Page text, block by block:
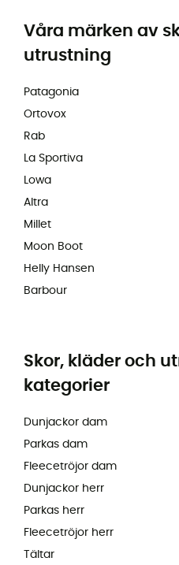
Våra märken av
utrustning
Patagonia
Ortovox
Rab
La Sportiva
Lowa
Altra
Millet
Moon Boot
Helly Hansen
Barbour
Skor, kläder och
kategorier
Dunjackor dam
Parkas dam
Fleecetröjor dam
Dunjackor herr
Parkas herr
Fleecetröjor herr
Tältar